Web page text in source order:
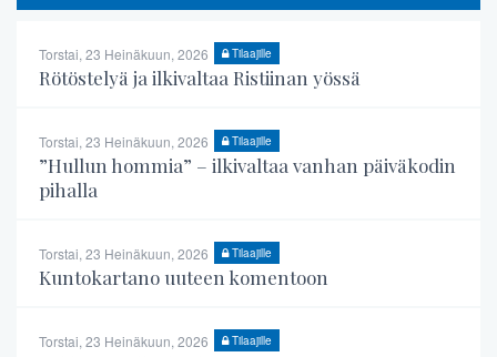
Torstai, 23 Heinäkuun, 2026 Tilaajille
Rötöstelyä ja ilkivaltaa Ristiinan yössä
Torstai, 23 Heinäkuun, 2026 Tilaajille
”Hullun hommia” – ilkivaltaa vanhan päiväkodin
pihalla
Torstai, 23 Heinäkuun, 2026 Tilaajille
Kuntokartano uuteen komentoon
Torstai, 23 Heinäkuun, 2026 Tilaajille